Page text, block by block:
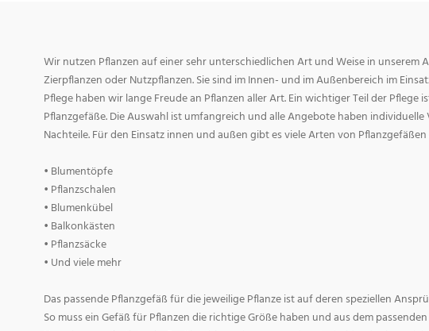
Wir nutzen Pflanzen auf einer sehr unterschiedlichen Art und Weise in unserem
Zierpflanzen oder Nutzpflanzen. Sie sind im Innen- und im Außenbereich im
Pflege haben wir lange Freude an Pflanzen aller Art. Ein wichtiger Teil der Pflege
Pflanzgefäße. Die Auswahl ist umfangreich und alle Angebote haben
Nachteile. Für den Einsatz innen und außen gibt es viele Arten von
• Blumentöpfe
• Pflanzschalen
• Blumenkübel
• Balkonkästen
• Pflanzsäcke
• Und viele mehr
Das passende Pflanzgefäß für die jeweilige Pflanze ist auf deren speziellen
So muss ein Gefäß für Pflanzen die richtige Größe haben und aus dem